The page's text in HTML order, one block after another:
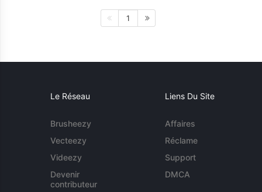
1
Le Réseau
Brusheezy
Vecteezy
Videezy
Devenir
contributeur
Liens Du Site
Affaires
Réclame
Support
DMCA